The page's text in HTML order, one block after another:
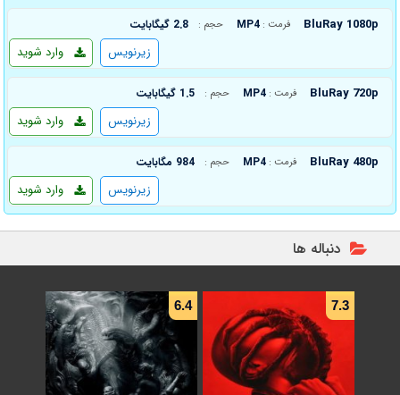
BluRay 1080p فرمت : MP4 حجم : 2.8 گیگابایت
وارد شوید زیرنویس
BluRay 720p فرمت : MP4 حجم : 1.5 گیگابایت
وارد شوید زیرنویس
BluRay 480p فرمت : MP4 حجم : 984 مگابایت
وارد شوید زیرنویس
دنباله ها
7.3
6.4